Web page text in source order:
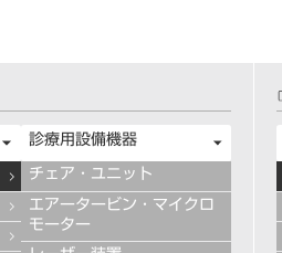
診療用設備機器
チェア・ユニット
エアータービン・マイクロ
モーター